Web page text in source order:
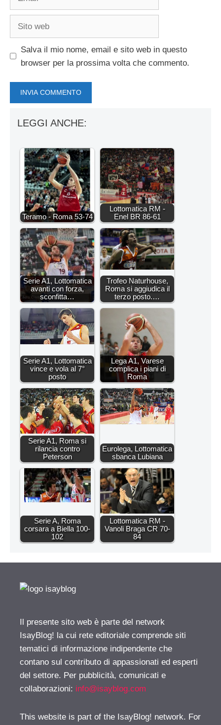
Salva il mio nome, email e sito web in questo
browser per la prossima volta che commento.
LEGGI ANCHE:
Teramo - Roma 53-74
Lottomatica RM -
Enel BR 86-61
Serie A1, Lottomatica
avanti con forza,
sconfitta…
Trofeo Naturhouse,
Roma si aggiudica il
terzo posto.…
Serie A1, Lottomatica
vince e vola al 7°
posto
Lega A1, Varese
complica i piani di
Roma
Serie A1, Roma si
rilancia contro
Peterson
Eurolega, Lottomatica
sbanca Lubiana
Serie A, Roma
corsara a Biella 100-
102
Lottomatica RM -
Vanoli Braga CR 70-
84
Il presente sito web è parte del network
IsayBlog! la cui rete editoriale comprende siti
tematici di informazione indipendente che
contano sul contributo di appassionati ed esperti
del settore. Per pubblicità, comunicati e
collaborazioni: info@isayblog.com
This website is part of the IsayBlog! network. For